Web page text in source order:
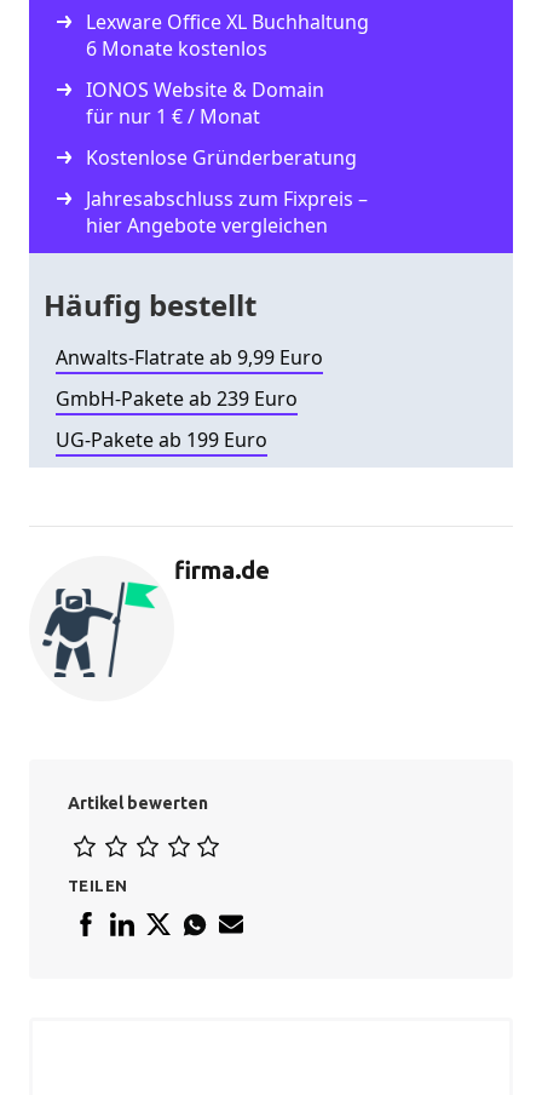
Lexware Office XL Buchhaltung
6 Monate kostenlos
IONOS Website & Domain
für nur 1 € / Monat
Kostenlose Gründerberatung
Jahresabschluss zum Fixpreis –
hier Angebote vergleichen
Häufig bestellt
Anwalts-Flatrate ab 9,99 Euro
GmbH-Pakete ab 239 Euro
UG-Pakete ab 199 Euro
firma.de
Artikel bewerten
TEILEN